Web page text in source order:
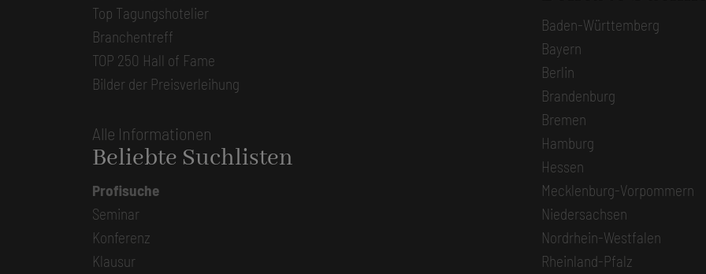
Top Tagungshotelier
Branchentreff
TOP 250 Hall of Fame
Bilder der Preisverleihung
Alle Informationen
Beliebte Suchlisten
Profisuche
Seminar
Konferenz
Klausur
Baden-Württemberg
Bayern
Berlin
Brandenburg
Bremen
Hamburg
Hessen
Mecklenburg-Vorpommern
Niedersachsen
Nordrhein-Westfalen
Rheinland-Pfalz